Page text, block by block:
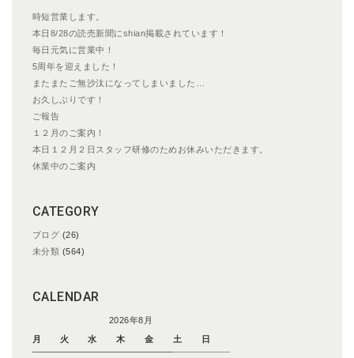
時短営業します。
本日8/28の読売新聞にshian掲載されています！
毎日元気に営業中！
5周年を迎えました！
またまたご無沙汰になってしまいました…
お久しぶりです！
ご報告
１２月のご案内！
本日１２月２日スタッフ研修のためお休みいただきます。
休業中のご案内
CATEGORY
ブログ (26)
未分類 (564)
CALENDAR
2026年8月
月
火 水 木 金 土 日